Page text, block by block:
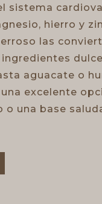
sistema
hierro y
las
aguacate o
excelente
o una base